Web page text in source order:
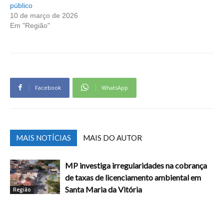
público
10 de março de 2026
Em "Região"
Facebook WhatsApp
MAIS NOTÍCIAS MAIS DO AUTOR
Região
MP investiga irregularidades na cobrança
de taxas de licenciamento ambiental em
Santa Maria da Vitória